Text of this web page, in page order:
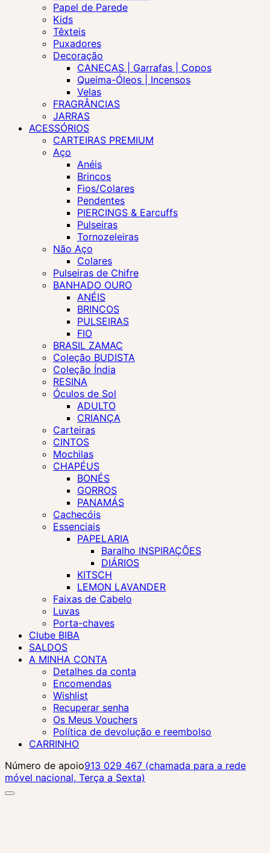
Papel de Parede
Kids
Têxteis
Puxadores
Decoração
CANECAS | Garrafas | Copos
Queima-Óleos | Incensos
Velas
FRAGRÂNCIAS
JARRAS
ACESSÓRIOS
CARTEIRAS PREMIUM
Aço
Anéis
Brincos
Fios/Colares
Pendentes
PIERCINGS & Earcuffs
Pulseiras
Tornozeleiras
Não Aço
Colares
Pulseiras de Chifre
BANHADO OURO
ANÉIS
BRINCOS
PULSEIRAS
FIO
BRASIL ZAMAC
Coleção BUDISTA
Coleção Índia
RESINA
Óculos de Sol
ADULTO
CRIANÇA
Carteiras
CINTOS
Mochilas
CHAPÉUS
BONÉS
GORROS
PANAMÁS
Cachecóis
Essenciais
PAPELARIA
Baralho INSPIRAÇÕES
DIÁRIOS
KITSCH
LEMON LAVANDER
Faixas de Cabelo
Luvas
Porta-chaves
Clube BIBA
SALDOS
A MINHA CONTA
Detalhes da conta
Encomendas
Wishlist
Recuperar senha
Os Meus Vouchers
Política de devolução e reembolso
CARRINHO
Número de apoio913 029 467 (chamada para a rede
móvel nacional, Terça a Sexta)